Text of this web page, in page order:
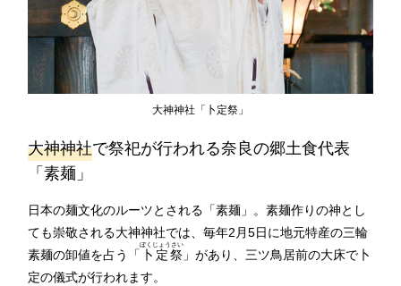
大神神社「卜定祭」
大神神社で祭祀が行われる奈良の郷土食代表
「素麺」
日本の麺文化のルーツとされる「素麺」。素麺作りの神とし
ても崇敬される大神神社では、毎年2月5日に地元特産の三輪
素麺の卸値を占う「 卜定祭
ぼくじょうさい
」があり、三ツ鳥居前の大床で卜
定の儀式が行われます。